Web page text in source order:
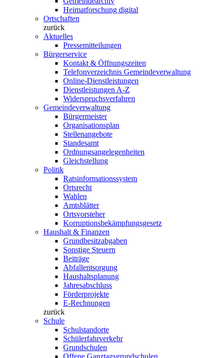
Heimatforschung digital
Ortschaften
zurück
Aktuelles
Pressemitteilungen
Bürgerservice
Kontakt & Öffnungszeiten
Telefonverzeichnis Gemeindeverwaltung
Online-Dienstleistungen
Dienstleistungen A-Z
Widerspruchsverfahren
Gemeindeverwaltung
Bürgermeister
Organisationsplan
Stellenangebote
Standesamt
Ordnungsangelegenheiten
Gleichstellung
Politik
Ratsinformationssystem
Ortsrecht
Wahlen
Amtsblätter
Ortsvorsteher
Korruptionsbekämpfungsgesetz
Haushalt & Finanzen
Grundbesitzabgaben
Sonstige Steuern
Beiträge
Abfallentsorgung
Haushaltsplanung
Jahresabschluss
Förderprojekte
E-Rechnungen
zurück
Schule
Schulstandorte
Schülerfahrverkehr
Grundschulen